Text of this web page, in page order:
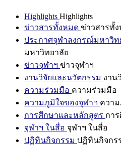
Highlights Highlights
ข่าวสารทั้งหมด ข่าวสารทั้
ประกาศจุฬาลงกรณ์มหาวิท
มหาวิทยาลัย
ข่าวจุฬาฯ ข่าวจุฬาฯ
งานวิจัยและนวัตกรรม งาน
ความร่วมมือ ความร่วมมือ
ความภูมิใจของจุฬาฯ ควา
การศึกษาและหลักสูตร กา
จุฬาฯ ในสื่อ จุฬาฯ ในสื่อ
ปฏิทินกิจกรรม ปฏิทินกิจกร